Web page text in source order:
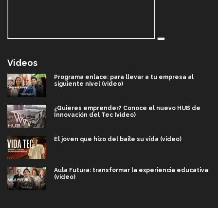
Videos
Programa enlace: para llevar a tu empresa al
siguiente nivel (video)
¿Quieres emprender? Conoce el nuevo HUB de
Innovación del Tec (video)
El joven que hizo del baile su vida (video)
Aula Futura: transformar la experiencia educativa
(video)